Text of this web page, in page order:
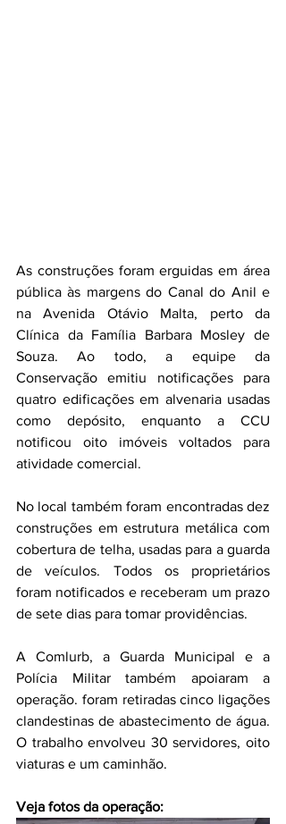
As construções foram erguidas em área
pública às margens do Canal do Anil e
na Avenida Otávio Malta, perto da
Clínica da Família Barbara Mosley de
Souza. Ao todo, a equipe da
Conservação emitiu notificações para
quatro edificações em alvenaria usadas
como depósito, enquanto a CCU
notificou oito imóveis voltados para
atividade comercial.
construções em estrutura metálica com
cobertura de telha, usadas para a guarda
de veículos. Todos os proprietários
foram notificados e receberam um prazo
de sete dias para tomar providências.
A Comlurb, a Guarda Municipal e a
Polícia Militar também apoiaram a
operação. foram retiradas cinco ligações
clandestinas de abastecimento de água.
O trabalho envolveu 30 servidores, oito
viaturas e um caminhão.
Veja fotos da operação: